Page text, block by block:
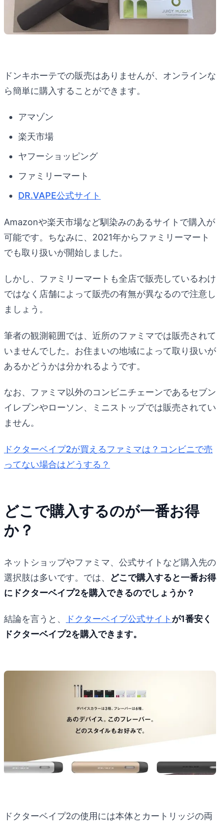
ドンキホーテでの販売はありませんが、オンラインな
ら簡単に購入することができます。
アマゾン
楽天市場
ヤフーショッピング
ファミリーマート
DR.VAPE公式サイト
Amazonや楽天市場など馴染みのあるサイトで購入が
可能です。ちなみに、2021年からファミリーマート
でも取り扱いが開始しました。
しかし、ファミリーマートも全店で販売しているわけ
ではなく店舗によって販売の有無が異なるので注意し
ましょう。
筆者の観測範囲では、近所のファミマでは販売されて
いませんでした。お住まいの地域によって取り扱いが
あるかどうかは分かれるようです。
なお、ファミマ以外のコンビニチェーンであるセブン
イレブンやローソン、ミニストップでは販売されてい
ません。
ドクターベイプ2が買えるファミマは？コンビニで売
ってない場合はどうする？
どこで購入するのが一番お得
か？
ネットショップやファミマ、公式サイトなど購入先の
選択肢は多いです。では、 どこで購入すると一番お得
にドクターベイプ2を購入できるのでしょうか？
結論を言うと、 ドクターベイプ公式サイト が1番安く
ドクターベイプ2を購入できます。
ドクターベイプ2の使用には本体とカートリッジの両